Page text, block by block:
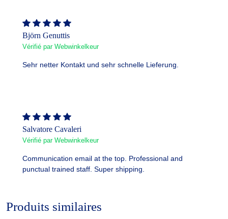
Björn Genuttis
Vérifié par Webwinkelkeur
Sehr netter Kontakt und sehr schnelle Lieferung.
Salvatore Cavaleri
Vérifié par Webwinkelkeur
Communication email at the top. Professional and
punctual trained staff. Super shipping.
Produits similaires